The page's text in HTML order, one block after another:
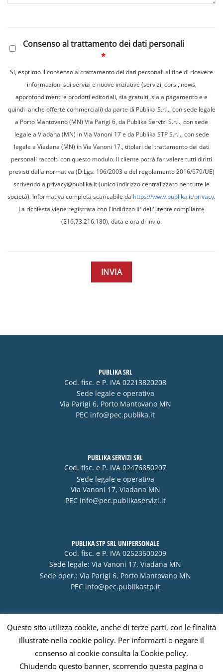
Consenso al trattamento dei dati personali
*
Sì, esprimo il consenso al trattamento dei dati personali al fine di ricevere
informazioni sui servizi e nuove iniziative (servizi, corsi, news,
approfondimenti e prodotti editoriali, sia gratuiti, sia a pagamento e e
quindi anche offerte commerciali) da parte di Publika S.r.l., con sede legale
a Porto Mantovano (MN) Via Parigi 6, da Publika Servizi S.r.l., con sede
legale a Viadana (MN) in Via Vanoni 17 e da Publika STP S.r.l., con sede
legale a Viadana (MN) in Via Vanoni 17., titolari del trattamento dei dati
personali raccolti con questo modulo. Il cliente potrà far valere tutti diritti
previsti dalla normativa (D.Lgs. 196/2003 e del regolamento 2016/679/UE)
scrivendo a privacy@publika.it (unico indirizzo centralizzato per tutte le
società). Informativa completa scaricabile da https://www.publika.it/privacy.
La richiesta viene registrata con l'indirizzo IP dell'utente compilante
(216.73.216.180), data e ora di invio.
PUBLIKA SRL
Cod. fisc. e P. IVA 02213820208
Sede legale e operativa
Via Parigi 6, Porto Mantovano MN
PEC info@pec.publika.it
PUBLIKA SERVIZI SRL
Cod. fisc. e P. IVA 02476850207
Sede legale e operativa
Via Vanoni 17, Viadana MN
PEC info@pec.publikaservizi.it
PUBLIKA STP SRL UNIPERSONALE
Cod. fisc. e P. IVA 02523600209
Sede legale: Via Vanoni 17, Viadana MN
Sede oper.: Via Parigi 6, Porto Mantovano MN
PEC info@pec.publikastp.it
Visa PayPal Stripe MasterCardCash
On
Delivery
Questo sito utilizza cookie, anche di terze parti, con le finalità
illustrate nella cookie policy. Per informarti o negare il
consenso ai cookie consulta la Cookie policy.
Chiudendo questo banner, scorrendo questa pagina o